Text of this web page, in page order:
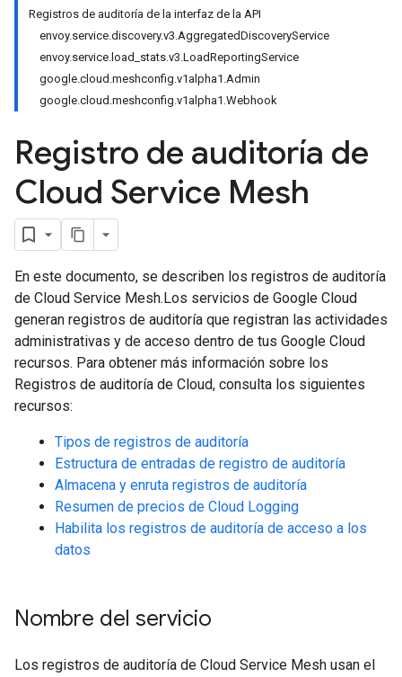
Registros de auditoría de la interfaz de la API
envoy.service.discovery.v3.AggregatedDiscoveryService
envoy.service.load_stats.v3.LoadReportingService
google.cloud.meshconfig.v1alpha1.Admin
google.cloud.meshconfig.v1alpha1.Webhook
Registro de auditoría de
Cloud Service Mesh
En este documento, se describen los registros de auditoría
de Cloud Service Mesh.Los servicios de Google Cloud
generan registros de auditoría que registran las actividades
administrativas y de acceso dentro de tus Google Cloud
recursos. Para obtener más información sobre los
Registros de auditoría de Cloud, consulta los siguientes
recursos:
Tipos de registros de auditoría
Estructura de entradas de registro de auditoría
Almacena y enruta registros de auditoría
Resumen de precios de Cloud Logging
Habilita los registros de auditoría de acceso a los
datos
Nombre del servicio
Los registros de auditoría de Cloud Service Mesh usan el